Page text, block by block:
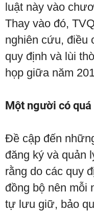
luật này vào
Thay vào đó,
nghiên cứu, điều
quy định và lùi
họp giữa năm
Một người có
Đề cập đến
đăng ký và quản
rằng do các quy
đồng bộ nên mỗi
tự lưu giữ, bảo